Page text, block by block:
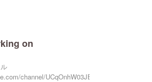
on
channel/UCqOnhW03JER9yEKbBu7MjxQ